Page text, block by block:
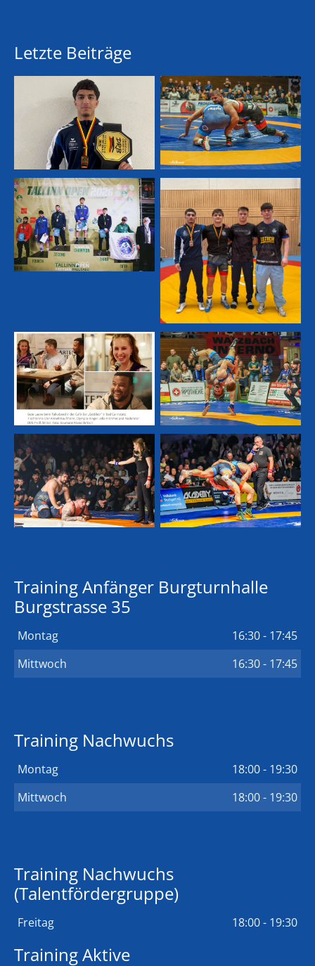
Letzte Beiträge
Training Anfänger Burgturnhalle
Burgstrasse 35
Montag
16:30 - 17:45
Mittwoch
16:30 - 17:45
Training Nachwuchs
Montag
18:00 - 19:30
Mittwoch
18:00 - 19:30
Training Nachwuchs
(Talentfördergruppe)
Freitag 18:00 - 19:30
Training Aktive